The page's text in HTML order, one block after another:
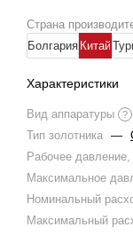
Страна
Болгария Китай
Характеристики
Вид аппаратуры ?
Тип золотника —
Рабочее давление,
Максимальное
Номинальный
Максимальный